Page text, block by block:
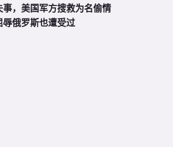
事，美国军方搜救为名偷情
俄罗斯也遭受过